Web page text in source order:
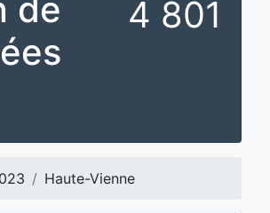
de
4 801
Haute-Vienne